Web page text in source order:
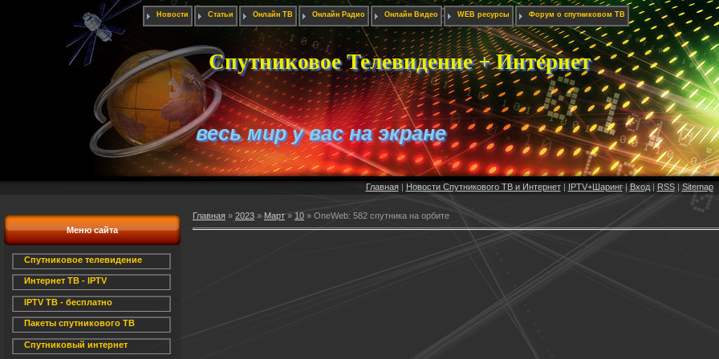
Новости Статьи Онлайн ТВ Онлайн Радио Онлайн Видео WEB ресурсы Форум о спутниковом ТВ
Спутниковое Телевидение + Интернет
весь мир у вас на экране
Главная| Новости Спутникового ТВ и Интернет| IPTV+Шаринг| Вход| RSS| Sitemap
Меню сайта
Спутниковое телевидение
Интернет ТВ - IPTV
IPTV ТВ - бесплатно
Пакеты спутникового ТВ
Спутниковый интернет
Главная » 2023 » Март » 10 » OneWeb: 582 спутника на орбите